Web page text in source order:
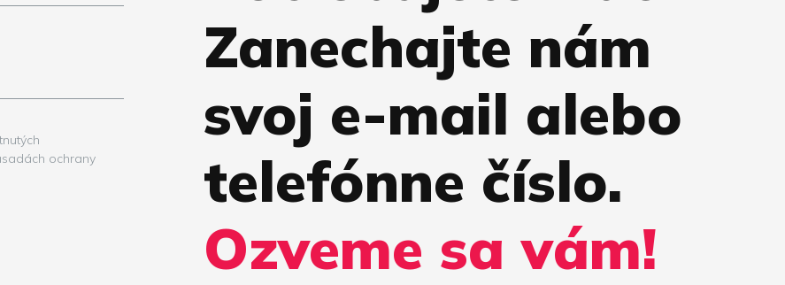
ochrany
Zanechajte nám
svoj e-mail alebo
telefónne číslo.
Ozveme sa vám!